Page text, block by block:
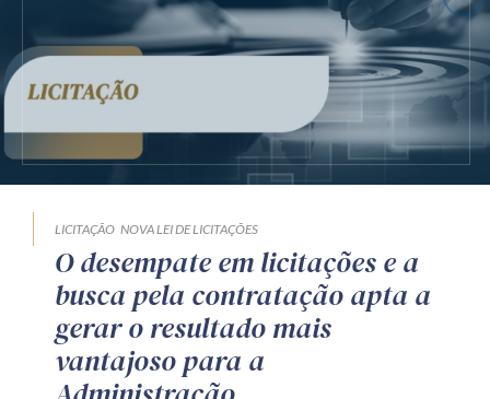
LICITAÇÃO NOVA LEI DE LICITAÇÕES
O desempate em licitações e a
busca pela contratação apta a
gerar o resultado mais
vantajoso para a